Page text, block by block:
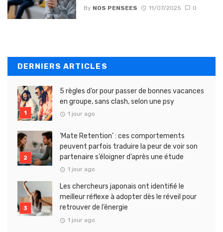
By NOS PENSEES 11/07/2025 0
DERNIERS ARTICLES
5 règles d’or pour passer de bonnes vacances
en groupe, sans clash, selon une psy
1 jour ago
‘Mate Retention’ : ces comportements
peuvent parfois traduire la peur de voir son
partenaire s’éloigner d’après une étude
1 jour ago
Les chercheurs japonais ont identifié le
meilleur réflexe à adopter dès le réveil pour
retrouver de l’énergie
1 jour ago